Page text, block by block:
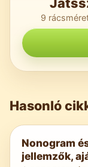
9
Hasonló
Nonogram
jellemzők,